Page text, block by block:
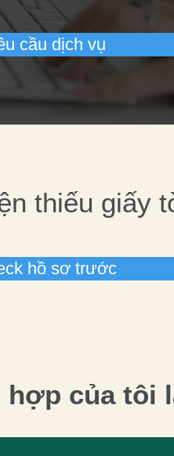
cầu dịch vụ
thiếu giấy
hồ sơ trước
của tôi